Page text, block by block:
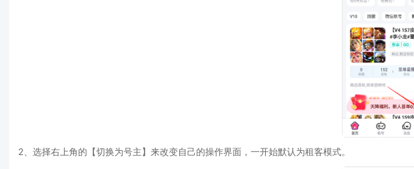
2、选择右上角的【切换为号主】来改变自己的操作界面，一开始默认为租客模式。